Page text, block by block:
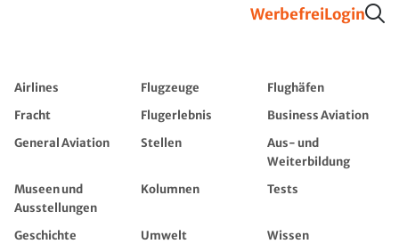
WerbefreiLogin
Airlines Flugzeuge
Flughäfen
Fracht
Flugerlebnis
Business Aviation
General Aviation
Stellen
Aus- und
Weiterbildung
Museen und
Ausstellungen
Kolumnen Tests
Geschichte Umwelt
Wissen